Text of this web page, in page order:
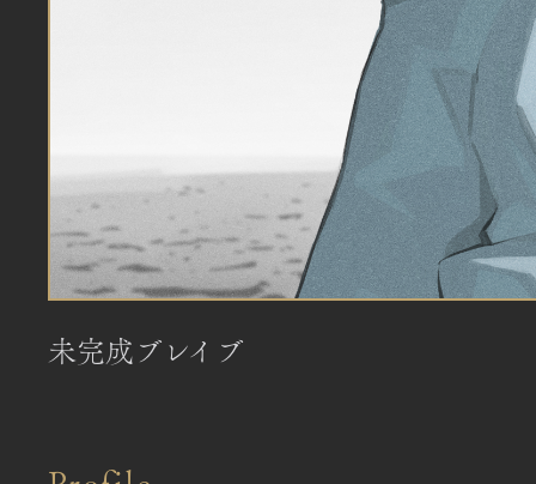
未完成ブレイブ